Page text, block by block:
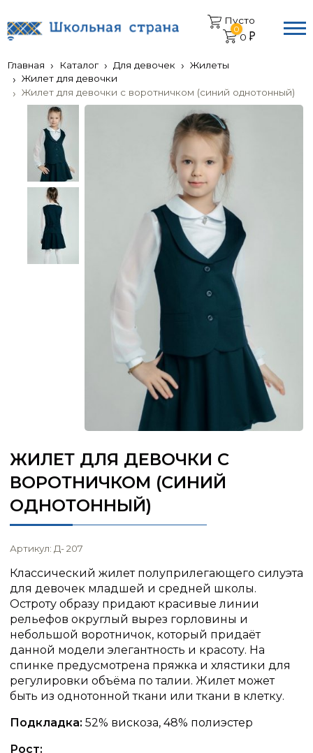
Пусто
0
0
Главная Каталог Для девочек
Жилеты
Жилет для девочки
Жилет для девочки с воротничком (синий однотонный)
ЖИЛЕТ ДЛЯ ДЕВОЧКИ С
ВОРОТНИЧКОМ (СИНИЙ
ОДНОТОННЫЙ)
Артикул: Д- 207
Классический жилет полуприлегающего силуэта
для девочек младшей и средней школы.
Остроту образу придают красивые линии
рельефов округлый вырез горловины и
небольшой воротничок, который придаёт
данной модели элегантность и красоту. На
спинке предусмотрена пряжка и хлястики для
регулировки объёма по талии. Жилет может
быть из однотонной ткани или ткани в клетку.
Подкладка: 52% вискоза, 48% полиэстер
Рост: